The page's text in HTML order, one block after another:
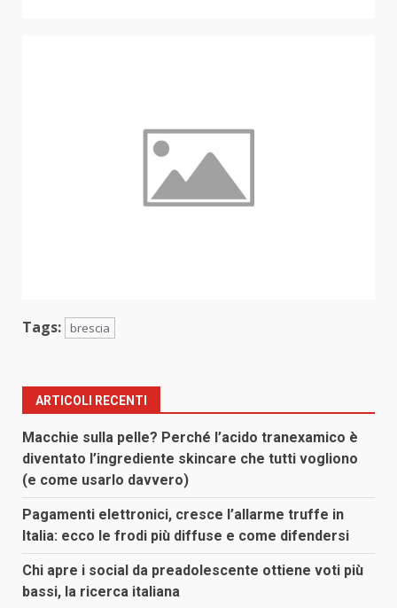
Tags: brescia
ARTICOLI RECENTI
Macchie sulla pelle? Perché l’acido tranexamico è
diventato l’ingrediente skincare che tutti vogliono
(e come usarlo davvero)
Pagamenti elettronici, cresce l’allarme truffe in
Italia: ecco le frodi più diffuse e come difendersi
Chi apre i social da preadolescente ottiene voti più
bassi, la ricerca italiana